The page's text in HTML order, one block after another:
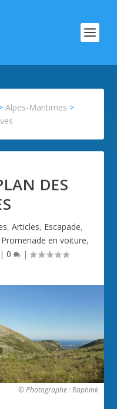
Alpes-Maritimes >
DES
, Articles, Escapade,
Promenade en voiture,
| 0 |
© Photographe : Raphink